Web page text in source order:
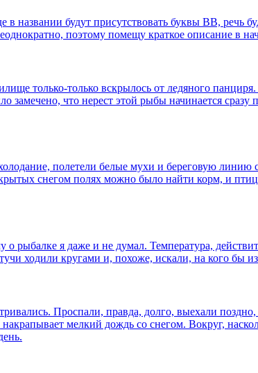
будут присутствовать буквы ВВ, речь
поэтому помещу краткое описание в
только-только вскрылось от ледяного
что нерест этой рыбы начинается сразу
полетели белые мухи и береговую линию
снегом полях можно было найти корм, и
я даже и не думал. Температура,
ходили кругами и, похоже, искали, на кого бы
Проспали, правда, долго, выехали поздно,
мелкий дождь со снегом. Вокруг,